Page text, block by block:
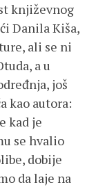
književnog
Danila Kiša,
ali se ni
a u
još
kao autora:
kad je
se hvalio
dobije
da laje na